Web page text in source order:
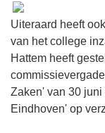
Uiteraard heeft
van het college
Hattem heeft
Zaken' van 30
Eindhoven' op